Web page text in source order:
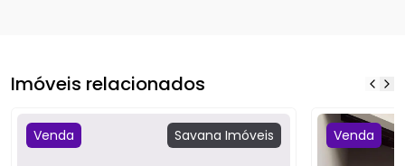
Venda Savana Imóveis Venda
Imóveis relacionados